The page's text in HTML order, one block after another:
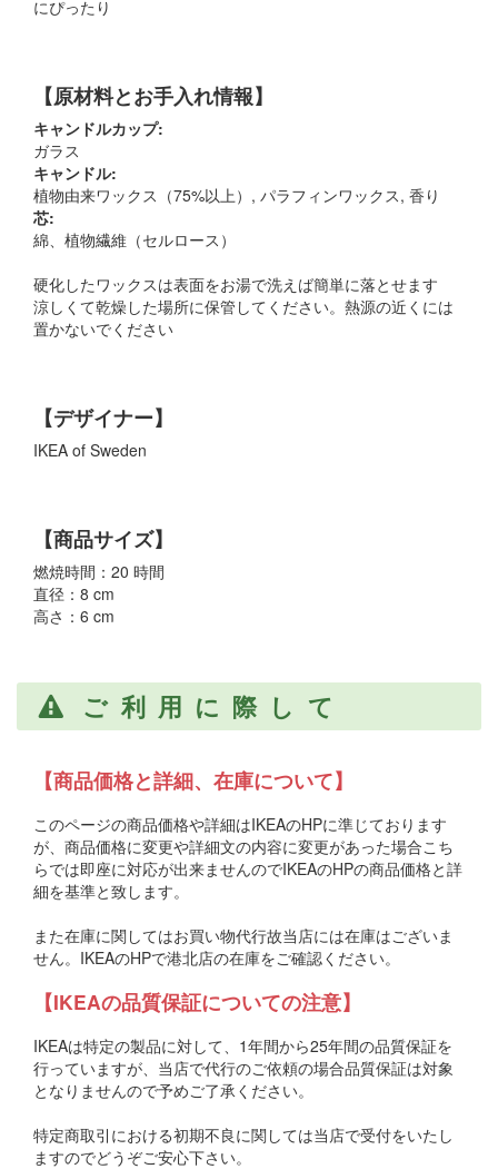
にぴったり
【原材料とお手入れ情報】
キャンドルカップ:
ガラス
キャンドル:
植物由来ワックス（75%以上）, パラフィンワックス, 香り
芯:
綿、植物繊維（セルロース）
硬化したワックスは表面をお湯で洗えば簡単に落とせます
涼しくて乾燥した場所に保管してください。熱源の近くには
置かないでください
【デザイナー】
IKEA of Sweden
【商品サイズ】
燃焼時間：20 時間
直径：8 cm
高さ：6 cm
ご利用に際して
【商品価格と詳細、在庫について】
このページの商品価格や詳細はIKEAのHPに準じております
が、商品価格に変更や詳細文の内容に変更があった場合こち
らでは即座に対応が出来ませんのでIKEAのHPの商品価格と詳
細を基準と致します。
また在庫に関してはお買い物代行故当店には在庫はございま
せん。IKEAのHPで港北店の在庫をご確認ください。
【IKEAの品質保証についての注意】
IKEAは特定の製品に対して、1年間から25年間の品質保証を
行っていますが、当店で代行のご依頼の場合品質保証は対象
となりませんので予めご了承ください。
特定商取引における初期不良に関しては当店で受付をいたし
ますのでどうぞご安心下さい。